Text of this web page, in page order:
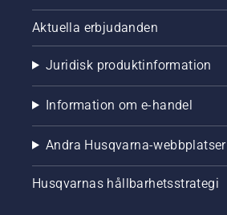
Aktuella erbjudanden
Juridisk produktinformation
Information om e-handel
Andra Husqvarna-webbplatser
Husqvarnas hållbarhetsstrategi